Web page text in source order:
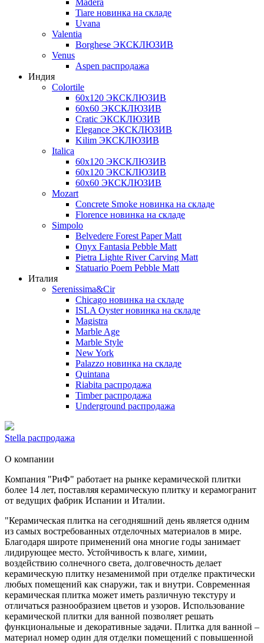
Madera
Tiare новинка на складе
Uvana
Valentia
Borghese ЭКСКЛЮЗИВ
Venus
Aspen распродажа
Индия
Colortile
60х120 ЭКСКЛЮЗИВ
60х60 ЭКСКЛЮЗИВ
Cratic ЭКСКЛЮЗИВ
Elegance ЭКСКЛЮЗИВ
Kilim ЭКСКЛЮЗИВ
Italica
60х120 ЭКСКЛЮЗИВ
60х120 ЭКСКЛЮЗИВ
60х60 ЭКСКЛЮЗИВ
Mozart
Concrete Smoke новинка на складе
Florence новинка на складе
Simpolo
Belvedere Forest Paper Matt
Onyx Fantasia Pebble Matt
Pietra Lighte River Carving Matt
Statuario Poem Pebble Matt
Италия
Serenissima&Cir
Chicago новинка на складе
ISLA Oyster новинка на складе
Magistra
Marble Age
Marble Style
New York
Palazzo новинка на складе
Quintana
Riabita распродажа
Timber распродажа
Underground распродажа
Stella распродажа
О компании
Компания "РиФ" работает на рынке керамической плитки
более 14 лет, поставляя керамическую плитку и керамогранит
от ведущих фабрик Испании и Италии.
"Керамическая плитка на сегодняшний день является одним
из самых востребованных отделочных материалов в мире.
Благодаря широте применений она многие годы занимает
лидирующее место. Устойчивость к влаге, химии,
воздействию солнечного света, долговечность делает
керамическую плитку незаменимой при отделке практически
любых помещений как снаружи, так и внутри. Современная
керамическая плитка может иметь различную текстуру и
отличаться разнообразием цветов и узоров. Использование
керамической плитки для ванной позволяет решать
функциональные и декоративные задачи. Плитка для ванной –
материал номер один для отделки помещений с повышенной